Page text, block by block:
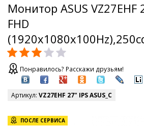
Монитор ASUS VZ27EHF
FHD
Понравилось? Расскажи друзьям!
Артикул: VZ27EHF 27" IPS ASUS_C
ПОСЛЕ СЕРВИСА